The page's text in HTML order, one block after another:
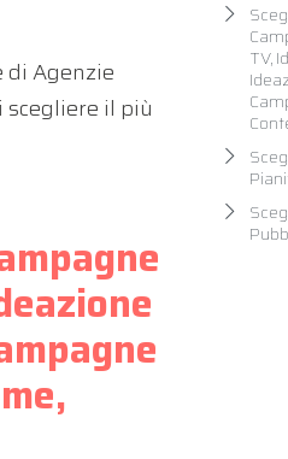
Agenzie
scegliere il più
TV,